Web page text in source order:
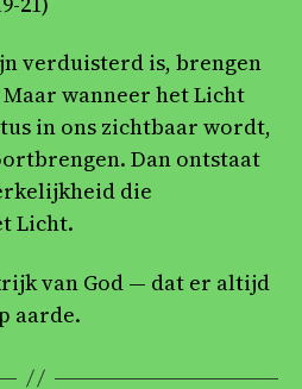
verduisterd is, brengen
wanneer het Licht
in ons zichtbaar wordt,
Dan ontstaat
die
Licht.
van God — dat er altijd
aarde.